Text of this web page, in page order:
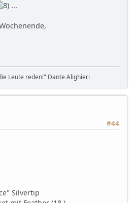
...
Leute reden!" Dante Alighieri
#44
Silvertip